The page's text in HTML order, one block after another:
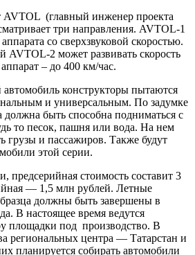
AVTOL (главный инженер проекта
три направления. AVTOL-1
со сверхзвуковой скоростью.
AVTOL-2 может развивать скорость
– до 400 км/час.
конструкторы пытаются
и универсальным. По задумке
должна быть способна подниматься с
то песок, пашня или вода. На нем
грузы и пассажиров. Также будут
этой серии.
стоимость составит 3
— 1,5 млн рублей. Летные
должны быть завершены в
В настоящее время ведутся
площадки под производство. В
региональных центра — Татарстан и
планируется собирать автомобили